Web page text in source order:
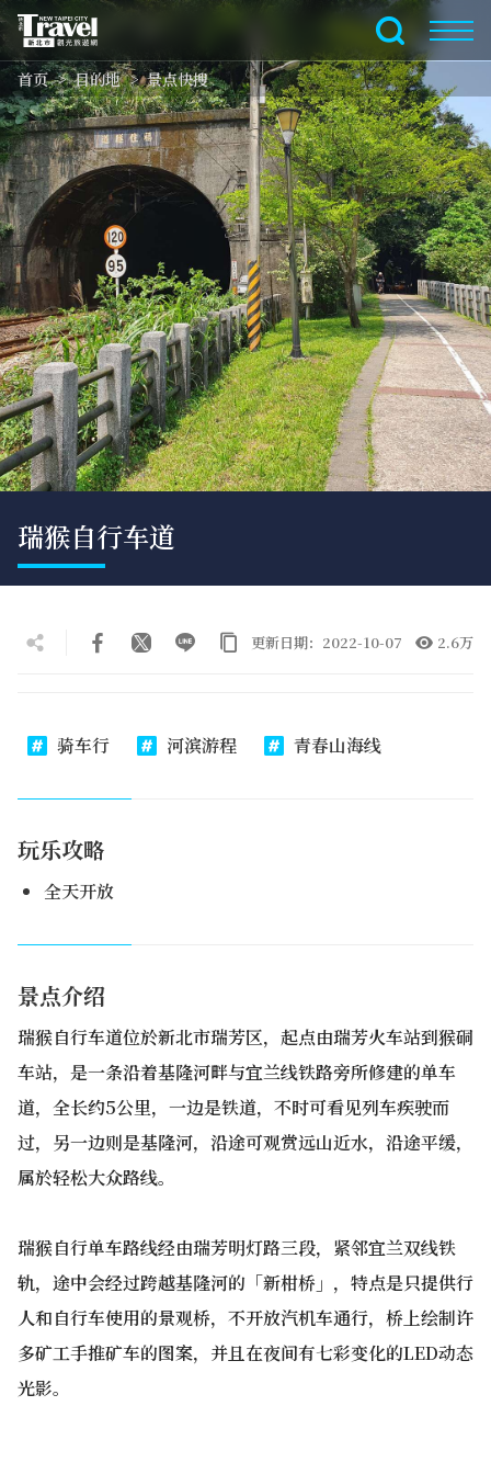
跳
到
主
要
内
容
区
块
全文搜索
首页 目的地 景点快搜
瑞猴自行车道
更新日期：2022-10-07 2.6万
骑车行 河滨游程 青春山海线
玩乐攻略
全天开放
景点介绍
瑞猴自行车道位於新北市瑞芳区，起点由瑞芳火车站到猴硐
车站，是一条沿着基隆河畔与宜兰线铁路旁所修建的单车
道，全长约5公里，一边是铁道，不时可看见列车疾驶而
过，另一边则是基隆河，沿途可观赏远山近水，沿途平缓，
属於轻松大众路线。
瑞猴自行单车路线经由瑞芳明灯路三段，紧邻宜兰双线铁
轨，途中会经过跨越基隆河的「新柑桥」，特点是只提供行
人和自行车使用的景观桥，不开放汽机车通行，桥上绘制许
多矿工手推矿车的图案，并且在夜间有七彩变化的LED动态
光影。